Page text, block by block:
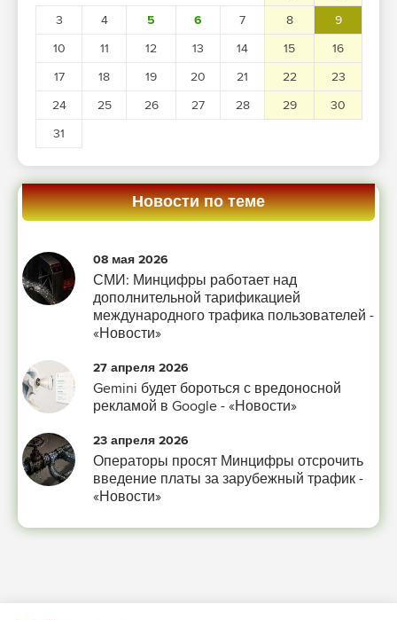
3
4 5 6 7 8
9
10
11 12 13 14 15
16
17
18 19 20 21 22
23
24
25 26 27 28 29
30
31
Новости по теме
08 мая 2026
СМИ: Минцифры работает над
дополнительной тарификацией
международного трафика пользователей -
«Новости»
27 апреля 2026
Gemini будет бороться с вредоносной
рекламой в Google - «Новости»
23 апреля 2026
Операторы просят Минцифры отсрочить
введение платы за зарубежный трафик -
«Новости»